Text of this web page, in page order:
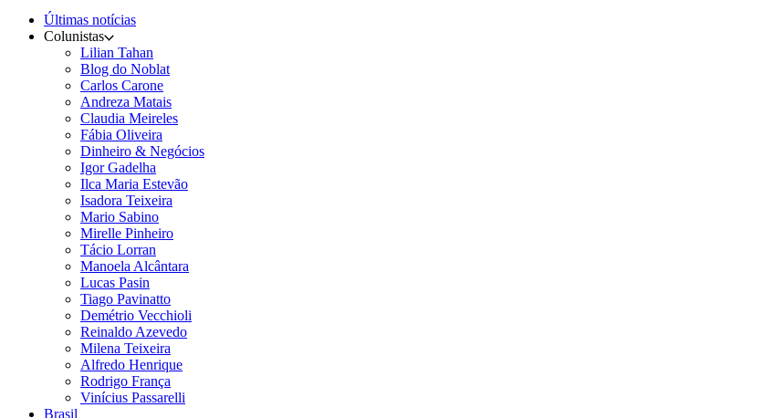
Últimas notícias
Colunistas
Lilian Tahan
Blog do Noblat
Carlos Carone
Andreza Matais
Claudia Meireles
Fábia Oliveira
Dinheiro & Negócios
Igor Gadelha
Ilca Maria Estevão
Isadora Teixeira
Mario Sabino
Mirelle Pinheiro
Tácio Lorran
Manoela Alcântara
Lucas Pasin
Tiago Pavinatto
Demétrio Vecchioli
Reinaldo Azevedo
Milena Teixeira
Alfredo Henrique
Rodrigo França
Vinícius Passarelli
Brasil